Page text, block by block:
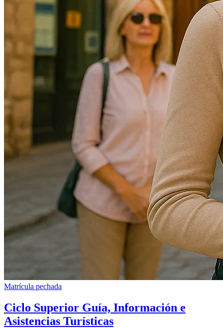
Matrícula pechada
Ciclo Superior Guía, Información e
Asistencias Turísticas